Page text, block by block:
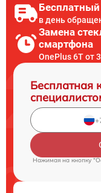
в день
Замена
смартфона
OnePlus 6T от
Бесплатная
Нажимая на кнопку